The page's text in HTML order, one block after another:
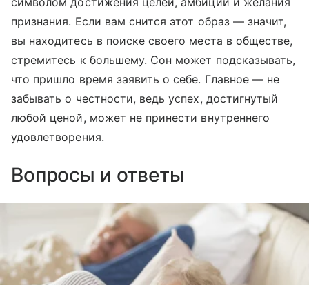
признания. Если вам снится этот образ — значит,
вы находитесь в поиске своего места в обществе,
стремитесь к большему. Сон может подсказывать,
что пришло время заявить о себе. Главное — не
забывать о честности, ведь успех, достигнутый
любой ценой, может не принести внутреннего
удовлетворения.
Вопросы и ответы